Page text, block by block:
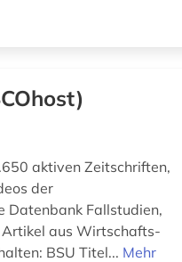
aktiven Zeitschriften,
der
Datenbank Fallstudien,
Artikel aus Wirtschafts-
BSU Titel... Mehr